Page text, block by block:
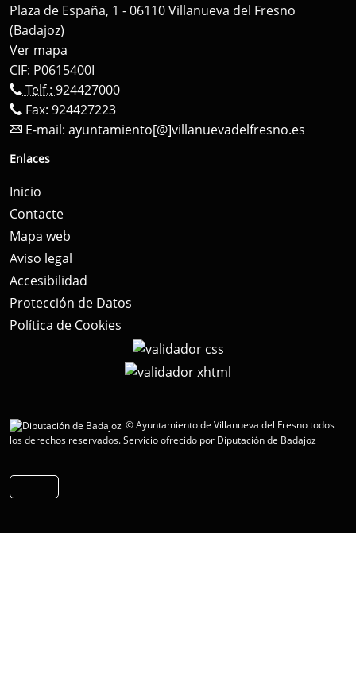
Plaza de España, 1 - 06110 Villanueva del Fresno
(Badajoz)
Ver mapa
CIF: P0615400I
Telf.: 924427000
Fax: 924427223
E-mail: ayuntamiento[@]villanuevadelfresno.es
Enlaces
Inicio
Contacte
Mapa web
Aviso legal
Accesibilidad
Protección de Datos
Política de Cookies
© Ayuntamiento de Villanueva del Fresno todos
los derechos reservados.Servicio ofrecido por Diputación de Badajoz